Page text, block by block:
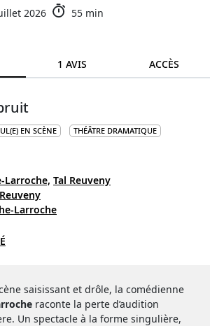
2026 55 min
1 AVIS ACCÈS
EN SCÈNE
THÉÂTRE DRAMATIQUE
Larroche, Tal Reuveny
Larroche
saisissant et drôle, la comédienne
raconte la perte d’audition
Un spectacle à la forme singulière,